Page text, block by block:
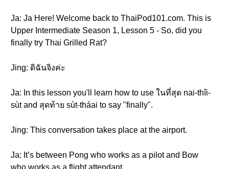
Ja: Ja Here! Welcome back to ThaiPod101.com. This is
Upper Intermediate Season 1, Lesson 5 - So, did you
finally try Thai Grilled Rat?
Jing: ดิฉันจิงค่ะ
Ja: In this lesson you'll learn how to use ในที่สุด nai-thîi-
sùt and สุดท้าย sùt-tháai to say "finally".
Jing: This conversation takes place at the airport.
Ja: It’s between Pong who works as a pilot and Bow
who works as a flight attendant.